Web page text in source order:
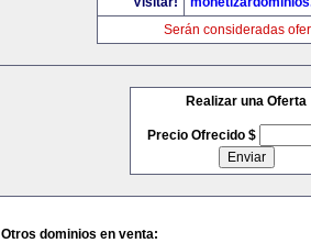
Serán consideradas
Realizar una Oferta
Precio Ofrecido $
Otros dominios en venta: